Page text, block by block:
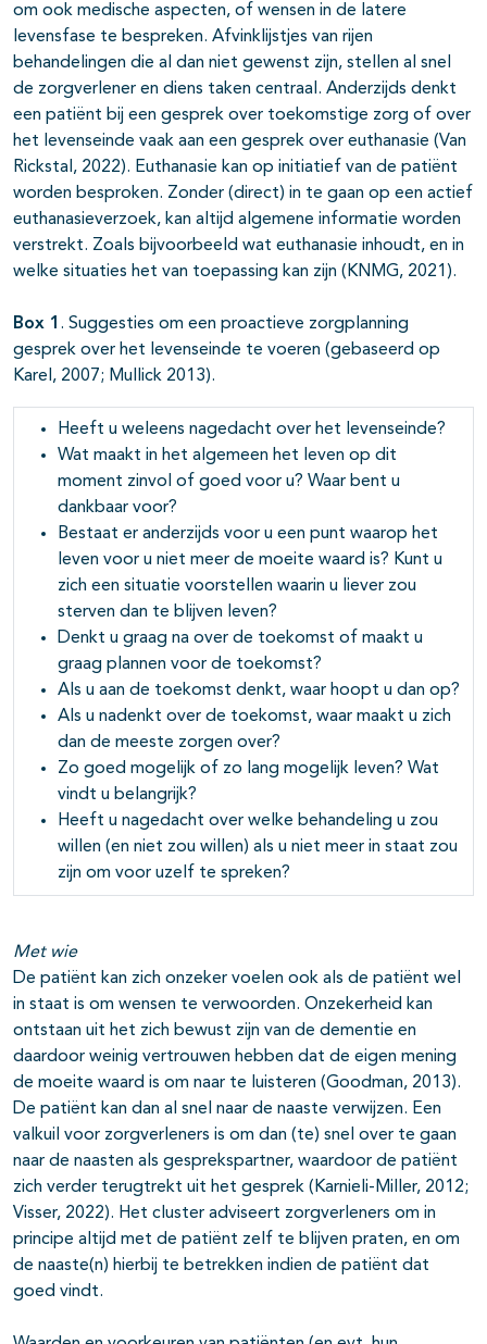
om ook medische aspecten, of wensen in de latere
levensfase te bespreken. Afvinklijstjes van rijen
behandelingen die al dan niet gewenst zijn, stellen al snel
de zorgverlener en diens taken centraal. Anderzijds denkt
een patiënt bij een gesprek over toekomstige zorg of over
het levenseinde vaak aan een gesprek over euthanasie (Van
Rickstal, 2022). Euthanasie kan op initiatief van de patiënt
worden besproken. Zonder (direct) in te gaan op een actief
euthanasieverzoek, kan altijd algemene informatie worden
verstrekt. Zoals bijvoorbeeld wat euthanasie inhoudt, en in
welke situaties het van toepassing kan zijn (KNMG, 2021).
Box 1 . Suggesties om een proactieve zorgplanning
gesprek over het levenseinde te voeren (gebaseerd op
Karel, 2007; Mullick 2013).
Heeft u weleens nagedacht over het levenseinde?
Wat maakt in het algemeen het leven op dit
moment zinvol of goed voor u? Waar bent u
dankbaar voor?
Bestaat er anderzijds voor u een punt waarop het
leven voor u niet meer de moeite waard is? Kunt u
zich een situatie voorstellen waarin u liever zou
sterven dan te blijven leven?
Denkt u graag na over de toekomst of maakt u
graag plannen voor de toekomst?
Als u aan de toekomst denkt, waar hoopt u dan op?
Als u nadenkt over de toekomst, waar maakt u zich
dan de meeste zorgen over?
Zo goed mogelijk of zo lang mogelijk leven? Wat
vindt u belangrijk?
Heeft u nagedacht over welke behandeling u zou
willen (en niet zou willen) als u niet meer in staat zou
zijn om voor uzelf te spreken?
Met wie
De patiënt kan zich onzeker voelen ook als de patiënt wel
in staat is om wensen te verwoorden. Onzekerheid kan
ontstaan uit het zich bewust zijn van de dementie en
daardoor weinig vertrouwen hebben dat de eigen mening
de moeite waard is om naar te luisteren (Goodman, 2013).
De patiënt kan dan al snel naar de naaste verwijzen. Een
valkuil voor zorgverleners is om dan (te) snel over te gaan
naar de naasten als gesprekspartner, waardoor de patiënt
zich verder terugtrekt uit het gesprek (Karnieli-Miller, 2012;
Visser, 2022). Het cluster adviseert zorgverleners om in
principe altijd met de patiënt zelf te blijven praten, en om
de naaste(n) hierbij te betrekken indien de patiënt dat
goed vindt.